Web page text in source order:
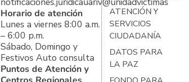
Horario de atención
Lunes a viernes 8:00 a.m.
– 6:00 p.m.
Sábado, Domingo y
Festivos Auto consulta
Puntos de Atención y
ATENCIÓN Y
SERVICIOS
CIUDADANÍA
DATOS PARA
LA PAZ